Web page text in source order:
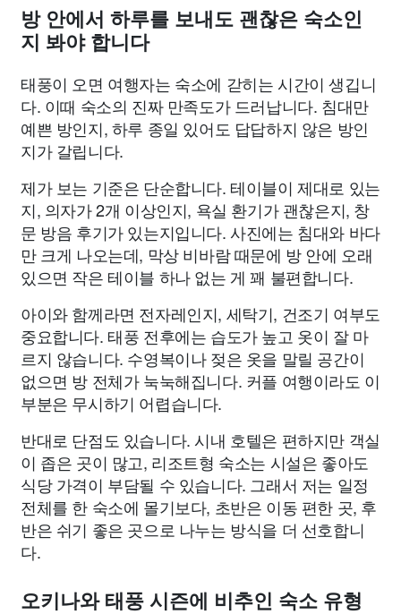
방 안에서 하루를 보내도 괜찮은 숙소인
지 봐야 합니다
태풍이 오면 여행자는 숙소에 갇히는 시간이 생깁니
다. 이때 숙소의 진짜 만족도가 드러납니다. 침대만
예쁜 방인지, 하루 종일 있어도 답답하지 않은 방인
지가 갈립니다.
제가 보는 기준은 단순합니다. 테이블이 제대로 있는
지, 의자가 2개 이상인지, 욕실 환기가 괜찮은지, 창
문 방음 후기가 있는지입니다. 사진에는 침대와 바다
만 크게 나오는데, 막상 비바람 때문에 방 안에 오래
있으면 작은 테이블 하나 없는 게 꽤 불편합니다.
아이와 함께라면 전자레인지, 세탁기, 건조기 여부도
중요합니다. 태풍 전후에는 습도가 높고 옷이 잘 마
르지 않습니다. 수영복이나 젖은 옷을 말릴 공간이
없으면 방 전체가 눅눅해집니다. 커플 여행이라도 이
부분은 무시하기 어렵습니다.
반대로 단점도 있습니다. 시내 호텔은 편하지만 객실
이 좁은 곳이 많고, 리조트형 숙소는 시설은 좋아도
식당 가격이 부담될 수 있습니다. 그래서 저는 일정
전체를 한 숙소에 몰기보다, 초반은 이동 편한 곳, 후
반은 쉬기 좋은 곳으로 나누는 방식을 더 선호합니
다.
오키나와 태풍 시즌에 비추인 숙소 유형